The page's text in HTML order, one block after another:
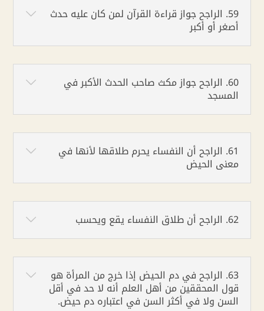
59. الراجح جواز قراءة القرآن لمن كان عليه حدث
أصغر أو أكبر
60. الراجح جواز مكث صاحب الحدث الأكبر في
المسجد
61. الراجح أن النفساء يحرم طلاقها لأنها في
معنى الحيض
62. الراجح أن طلاق النفساء يقع ويحسب
63. الراجح في دم الحيض إذا خرج من المرأة هو
قول المحققين من أهل العلم أنه لا حد في أقل
السن ولا في أكثر السن في اعتباره دم حيض.